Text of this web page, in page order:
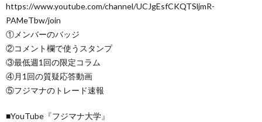
https://www.youtube.com/channel/UCJgEsfCKQTSljmR-
PAMeTbw/join
①メンバーのバッジ
②コメント欄で使うスタンプ
③最低週1回の限定コラム
④月1回の質疑応答動画
⑤フジマナのトレード速報
■YouTube『フジマナ大学』